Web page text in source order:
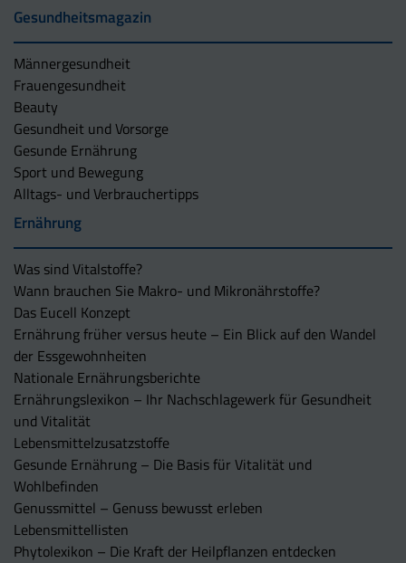
Gesundheitsmagazin
Männergesundheit
Frauengesundheit
Beauty
Gesundheit und Vorsorge
Gesunde Ernährung
Sport und Bewegung
Alltags- und Verbrauchertipps
Ernährung
Was sind Vitalstoffe?
Wann brauchen Sie Makro- und Mikronährstoffe?
Das Eucell Konzept
Ernährung früher versus heute – Ein Blick auf den Wandel
der Essgewohnheiten
Nationale Ernährungsberichte
Ernährungslexikon – Ihr Nachschlagewerk für Gesundheit
und Vitalität
Lebensmittelzusatzstoffe
Gesunde Ernährung – Die Basis für Vitalität und
Wohlbefinden
Genussmittel – Genuss bewusst erleben
Lebensmittellisten
Phytolexikon – Die Kraft der Heilpflanzen entdecken